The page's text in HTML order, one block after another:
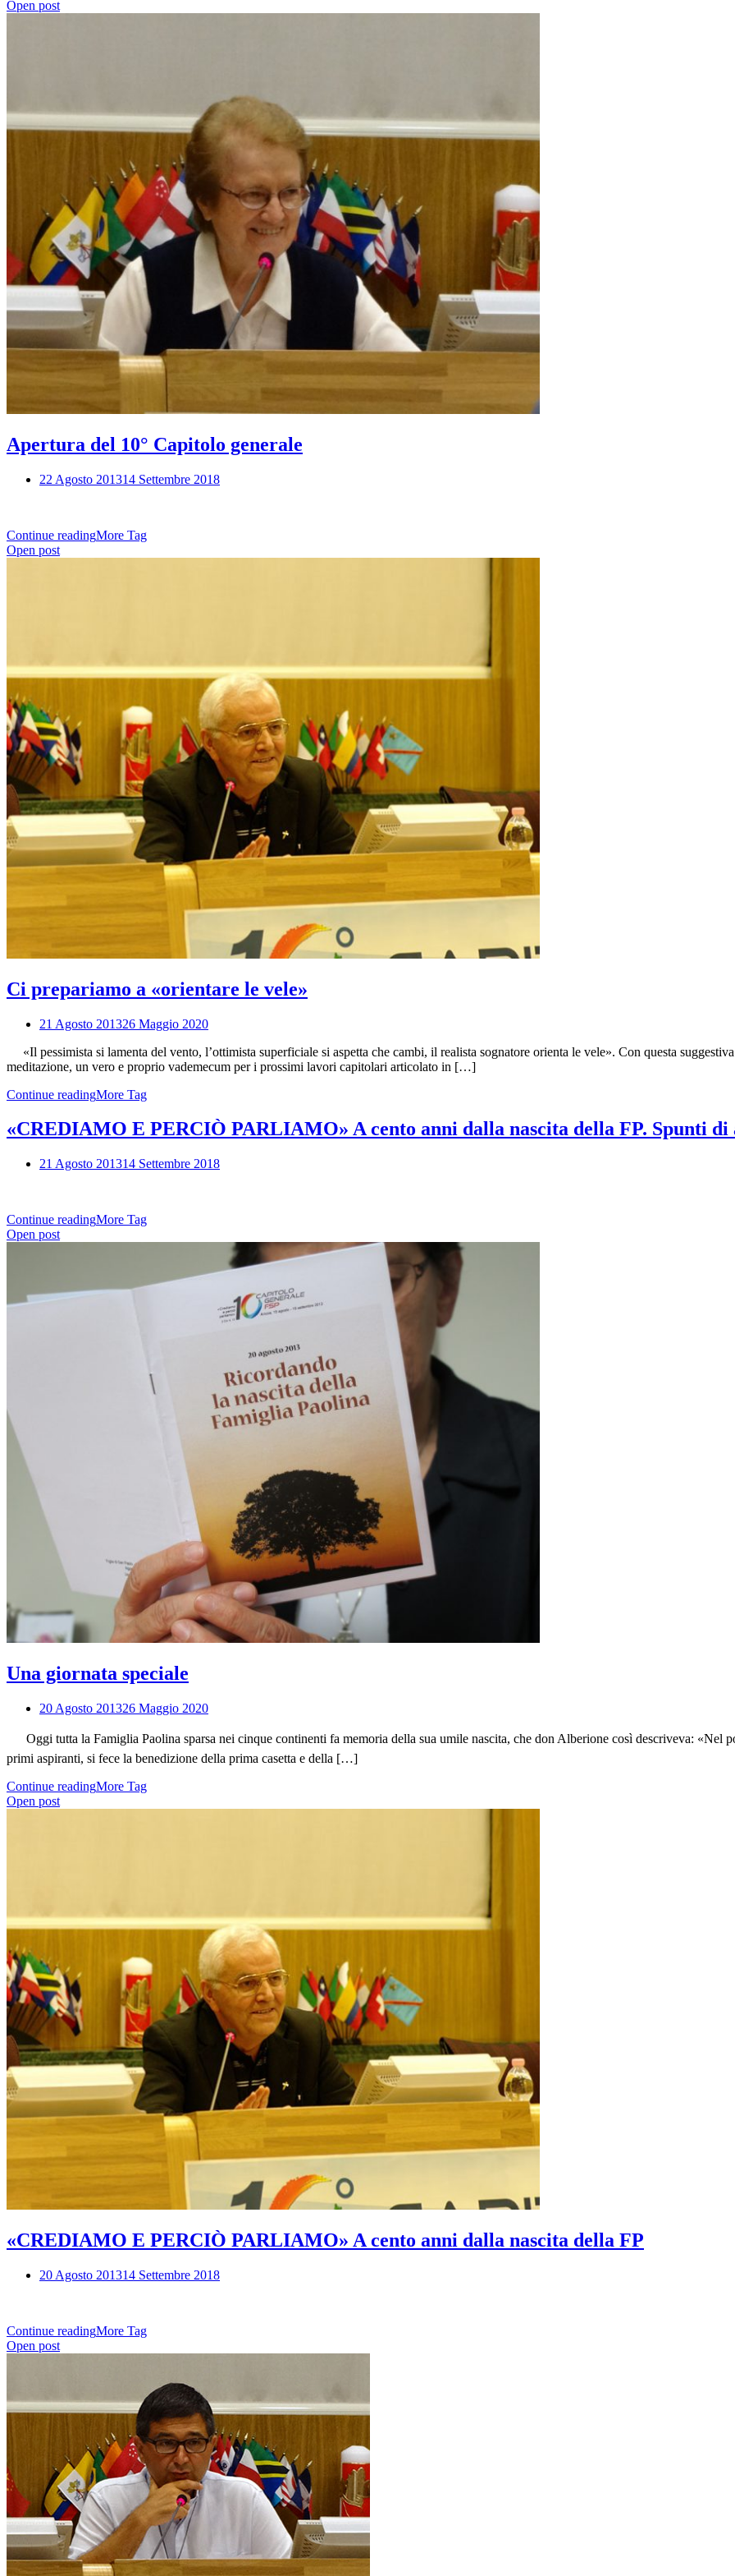
Open post
Apertura del 10° Capitolo generale
22 Agosto 201314 Settembre 2018
Continue readingMore Tag
Open post
Ci prepariamo a «orientare le vele»
21 Agosto 201326 Maggio 2020
«Il pessimista si lamenta del vento, l’ottimista superficiale si aspetta che cambi, il realista sognatore orienta le vele». Con questa
meditazione, un vero e proprio vademecum per i prossimi lavori capitolari articolato in […]
Continue readingMore Tag
«CREDIAMO E PERCIÒ PARLIAMO» A cento anni dalla nascita della FP. Spunti di
21 Agosto 201314 Settembre 2018
Continue readingMore Tag
Open post
Una giornata speciale
20 Agosto 201326 Maggio 2020
Oggi tutta la Famiglia Paolina sparsa nei cinque continenti fa memoria della sua umile nascita, che don Alberione così descriveva: «Nel
primi aspiranti, si fece la benedizione della prima casetta e della […]
Continue readingMore Tag
Open post
«CREDIAMO E PERCIÒ PARLIAMO» A cento anni dalla nascita della FP
20 Agosto 201314 Settembre 2018
Continue readingMore Tag
Open post